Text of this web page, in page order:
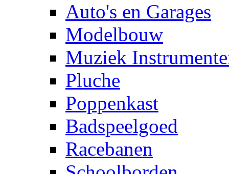
Auto's en Garages
Modelbouw
Muziek
Pluche
Poppenkast
Badspeelgoed
Racebanen